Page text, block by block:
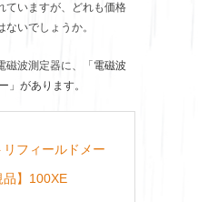
ていますが、どれも価格
いでしょうか。
磁波測定器に、「 電磁波
」があります。
フィールドメー
品】100XE